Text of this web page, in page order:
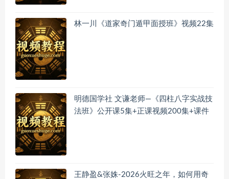
林一川《道家奇门遁甲面授班》视频22集
明德国学社 文谦老师—《四柱八字实战技
法班》公开课5集+正课视频200集+课件
王静盈&张姝-2026火旺之年，如何用奇